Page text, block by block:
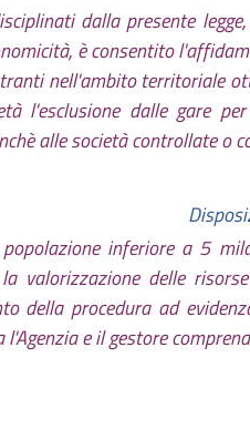
dalla presente
è consentito
nell'ambito territoriale
l'esclusione dalle gare
alle società controllate o
inferiore a 5
valorizzazione delle
della procedura ad
l'Agenzia e il gestore